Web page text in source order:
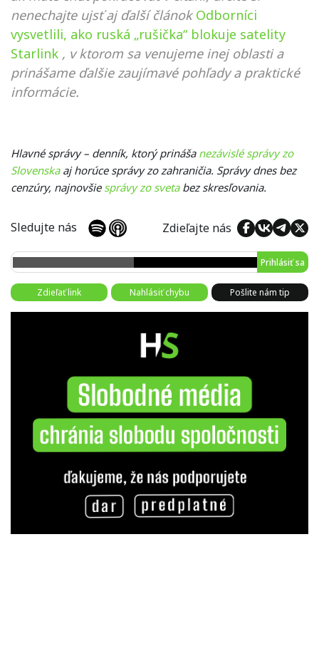
nenechajte ujsť aj ďalší článok Odborníci
vysvetlili, ako ruská „rušička“ blokuje satelity
Starlink , v ktorom sa venujeme inej oblasti a
prinášame ďalšie zaujímavé pohľady a praktické
informácie.
Hlavné správy – denník, ktorý prináša nezávislé správy zo
Slovenskaaj horúce správy zo zahraničia. Správy dnes bez
cenzúry, najnovšie správy zo svetabez skresľovania.
Sledujte nás Zdieľajte nás
Prihlásiť sa
Zdieľať link Nahlásiť chybu Pošlite nám tip